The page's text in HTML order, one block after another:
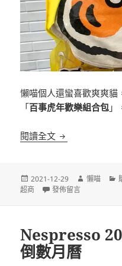
懶喵個人還蠻喜歡爽爽貓
「百事虎年歡樂組合包 」
閱讀全文 [超商]7-11 百事
發
佈
2021-12-29
作
懶喵
超商 在〈[超商]7-11 百事
發佈留言
Nespresso
倒數月曆